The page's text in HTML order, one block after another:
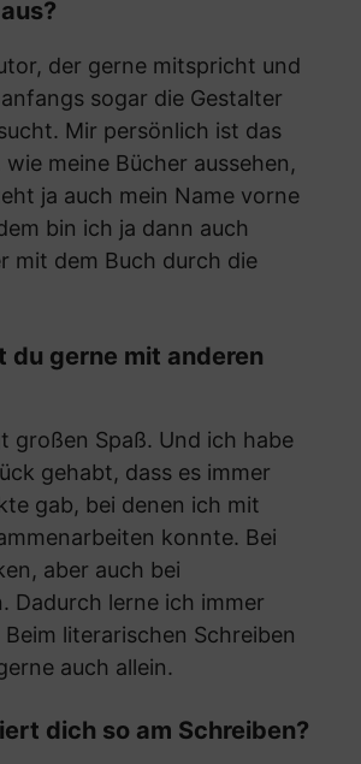
der gerne mitspricht und
sogar die Gestalter
Mir persönlich ist das
meine Bücher aussehen,
ja auch mein Name vorne
bin ich ja dann auch
mit dem Buch durch die
du gerne mit anderen
großen Spaß. Und ich habe
gehabt, dass es immer
gab, bei denen ich mit
konnte. Bei
aber auch bei
Dadurch lerne ich immer
literarischen Schreiben
auch allein.
dich so am Schreiben?